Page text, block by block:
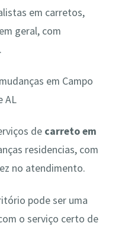
em carretos,
geral, com
de carreto em
residencias, com
no atendimento.
pode ser uma
o serviço certo de